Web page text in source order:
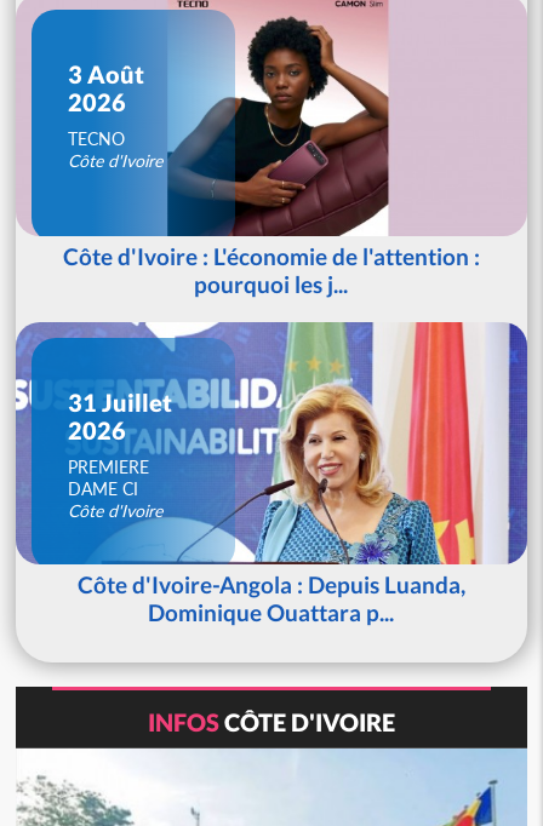
3 Août
2026
TECNO
Côte d'Ivoire
Côte d'Ivoire : L'économie de l'attention :
pourquoi les j...
31 Juillet
2026
PREMIERE
DAME CI
Côte d'Ivoire
Côte d'Ivoire-Angola : Depuis Luanda,
Dominique Ouattara p...
INFOSCÔTE D'IVOIRE